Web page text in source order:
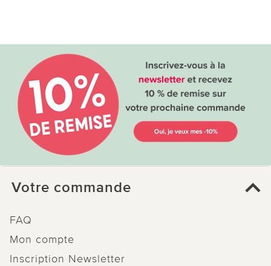
Votre commande
FAQ
Mon compte
Inscription Newsletter